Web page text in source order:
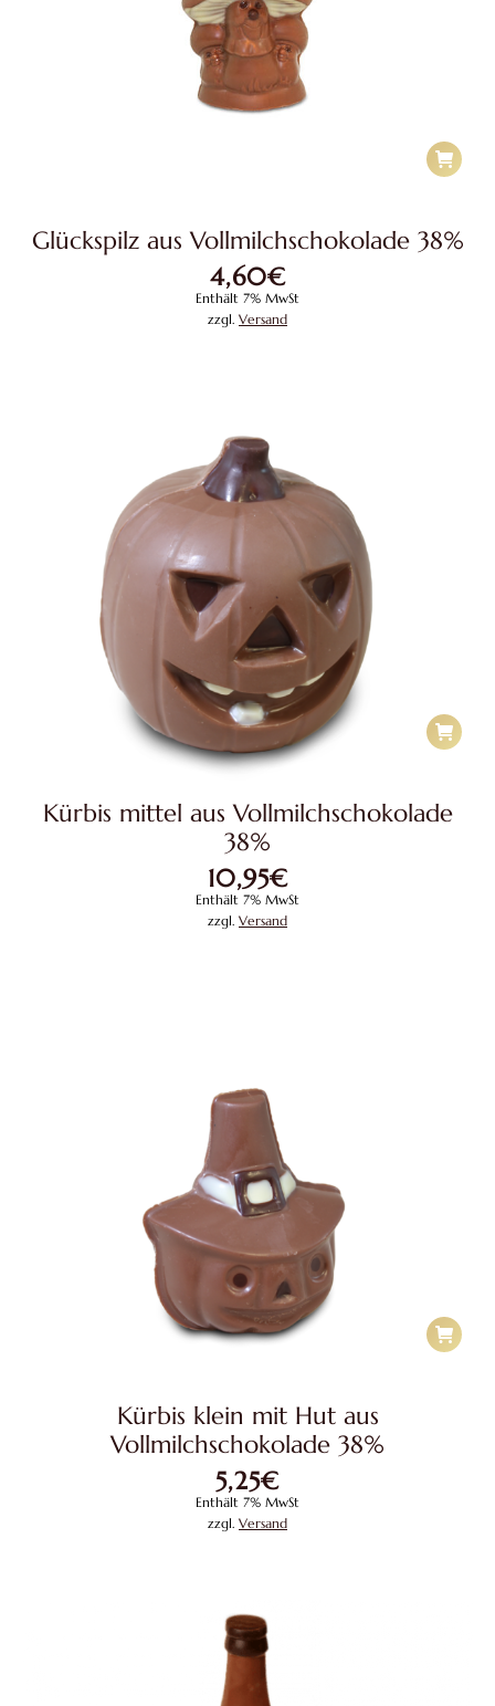
Glückspilz aus Vollmilchschokolade 38%
4,60€
Enthält 7% MwSt
zzgl. Versand
Kürbis mittel aus Vollmilchschokolade
38%
10,95€
Enthält 7% MwSt
zzgl. Versand
Kürbis klein mit Hut aus
Vollmilchschokolade 38%
5,25€
Enthält 7% MwSt
zzgl. Versand